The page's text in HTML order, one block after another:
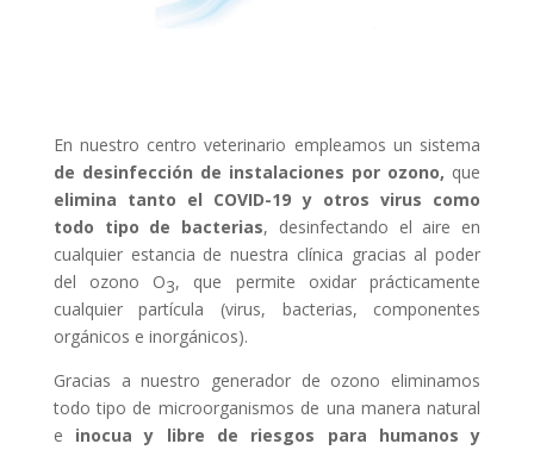
En nuestro centro veterinario empleamos un sistema
de desinfección de instalaciones por ozono, que
elimina tanto el COVID-19 y otros virus como
todo tipo de bacterias, desinfectando el aire en
cualquier estancia de nuestra clínica gracias al poder
del ozono O3, que permite oxidar prácticamente
cualquier partícula (virus, bacterias, componentes
orgánicos e inorgánicos).
Gracias a nuestro generador de ozono eliminamos
todo tipo de microorganismos de una manera natural
e inocua y libre de riesgos para humanos y